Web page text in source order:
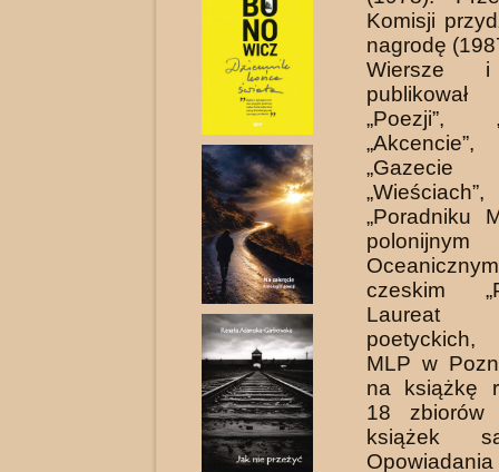
Komisji
nagrodę
Wiersze i
„Poezji”,
„Gazecie
„Poradniku
czeskim
Laureat
MLP w
na książkę
18
książek